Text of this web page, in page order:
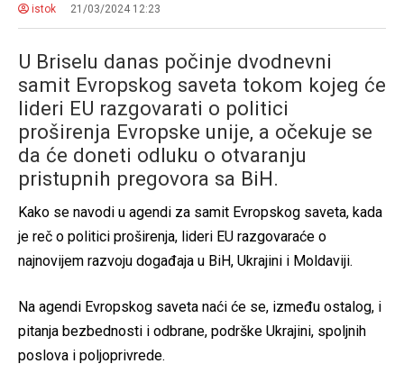
istok 21/03/2024 12:23
U Briselu danas počinje dvodnevni
samit Evropskog saveta tokom kojeg će
lideri EU razgovarati o politici
proširenja Evropske unije, a očekuje se
da će doneti odluku o otvaranju
pristupnih pregovora sa BiH.
Kako se navodi u agendi za samit Evropskog saveta, kada
je reč o politici proširenja, lideri EU razgovaraće o
najnovijem razvoju događaja u BiH, Ukrajini i Moldaviji.
Na agendi Evropskog saveta naći će se, između ostalog, i
pitanja bezbednosti i odbrane, podrške Ukrajini, spoljnih
poslova i poljoprivrede.